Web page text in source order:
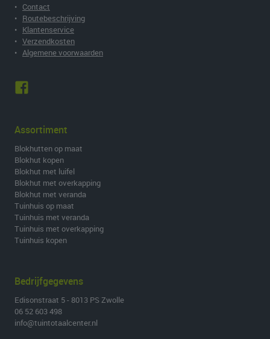
• Contact
• Routebeschrijving
• Klantenservice
• Verzendkosten
• Algemene voorwaarden
Assortiment
Blokhutten op maat
Blokhut kopen
Blokhut met luifel
Blokhut met overkapping
Blokhut met veranda
Tuinhuis op maat
Tuinhuis met veranda
Tuinhuis met overkapping
Tuinhuis kopen
Bedrijfgegevens
Edisonstraat 5 - 8013 PS Zwolle
06 52 603 498
info@tuintotaalcenter.nl